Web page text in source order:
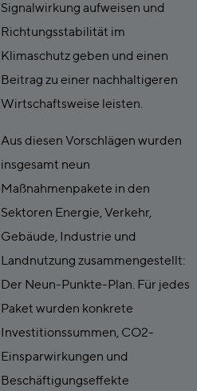
Signalwirkung aufweisen und
Richtungsstabilität im
Klimaschutz geben und einen
Beitrag zu einer nachhaltigeren
Wirtschaftsweise leisten.
Aus diesen Vorschlägen wurden
insgesamt neun
Maßnahmenpakete in den
Sektoren Energie, Verkehr,
Gebäude, Industrie und
Landnutzung zusammengestellt:
Der Neun-Punkte-Plan. Für jedes
Paket wurden konkrete
Investitionssummen, CO2-
Einsparwirkungen und
Beschäftigungseffekte